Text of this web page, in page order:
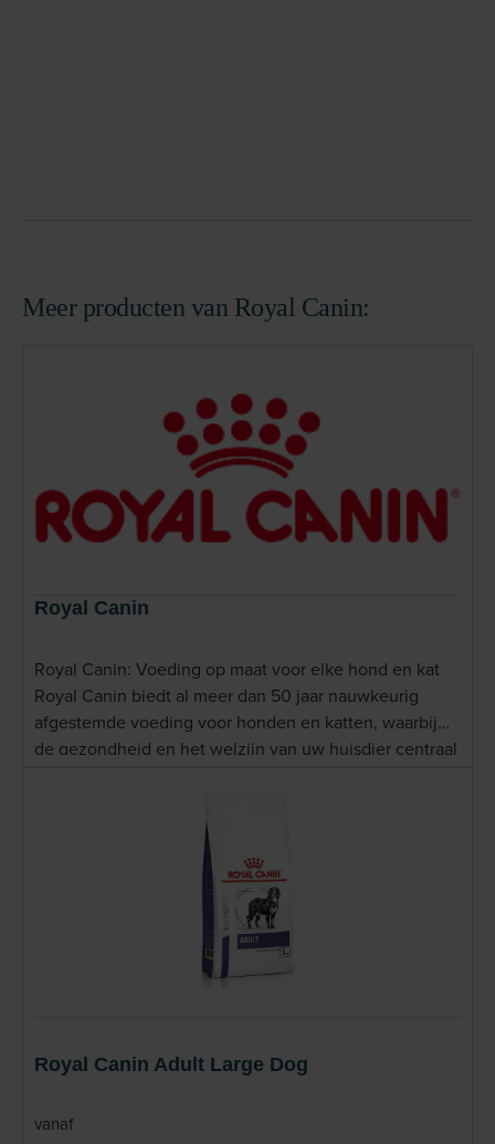
Meer producten van Royal Canin:
Royal Canin
Royal Canin: Voeding op maat voor elke hond en kat
Royal Canin biedt al meer dan 50 jaar nauwkeurig
afgestemde voeding voor honden en katten, waarbij
de gezondheid en het welzijn van uw huisdier centraal
behoeften van elke kat en hond. Of het nu gaat om
specifieke dieetwensen, zoals voedselallergie&euml;n
bij honden, of ondersteuning van de urinewegen bij
katten, Royal Canin heeft een breed scala aan
producten, waaronder de gespecialiseerde
voedingen&nbsp;Royal Canin
Royal Canin Adult Large Dog
vanaf